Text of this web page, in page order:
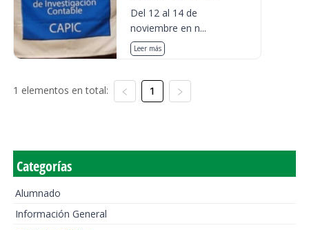
Del 12 al 14 de
noviembre en n...
Leer más
1 elementos en total: 1
Categorías
Alumnado
Información General